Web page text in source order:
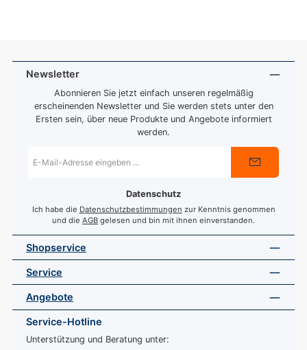
Newsletter
Abonnieren Sie jetzt einfach unseren regelmäßig
erscheinenden Newsletter und Sie werden stets unter den
Ersten sein, über neue Produkte und Angebote informiert
werden.
Mail-
Datenschutz
Ich habe die Datenschutzbestimmungen zur Kenntnis genommen
und die AGB gelesen und bin mit ihnen einverstanden.
Shopservice
Service
Angebote
Service-Hotline
Unterstützung und Beratung unter: